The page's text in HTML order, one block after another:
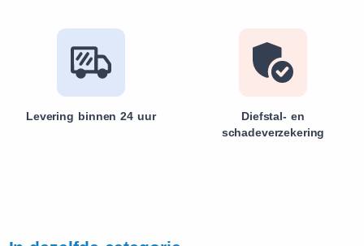
Levering binnen 24 uur
Diefstal- en
schadeverzekering